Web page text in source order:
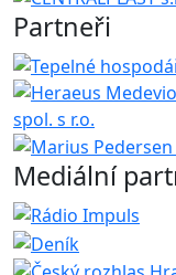
Partneři
Mediální